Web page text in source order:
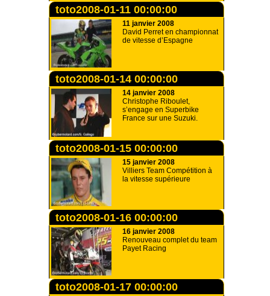
toto2008-01-11 00:00:00
11 janvier 2008
David Perret en championnat
de vitesse d’Espagne
toto2008-01-14 00:00:00
14 janvier 2008
Christophe Riboulet,
s’engage en Superbike
France sur une Suzuki.
toto2008-01-15 00:00:00
15 janvier 2008
Villiers Team Compétition à
la vitesse supérieure
toto2008-01-16 00:00:00
16 janvier 2008
Renouveau complet du team
Payet Racing
toto2008-01-17 00:00:00